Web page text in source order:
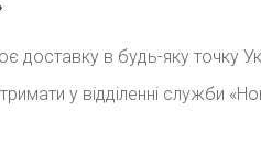
доставку в будь-яку точку
у відділенні служби